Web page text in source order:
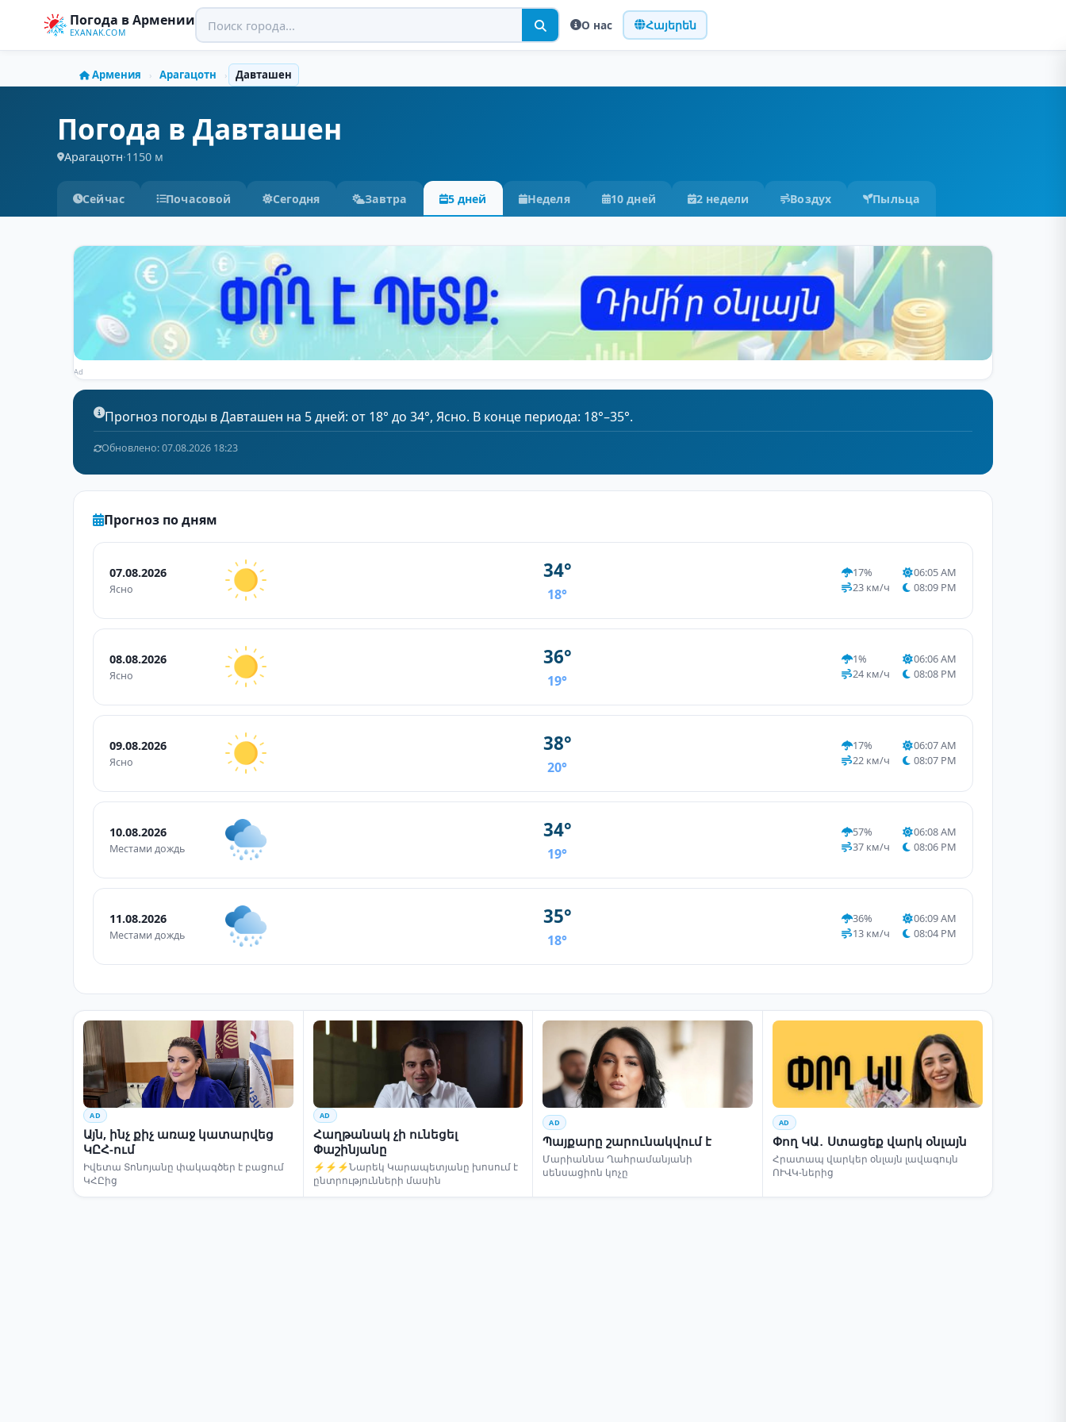
Погода в Армении
EXANAK.COM
О нас Հայերեն
Армения › Арагацотн › Давташен
Погода в Давташен
Арагацотн·1150 м
Сейчас Почасовой Сегодня Завтра 5 дней Неделя 10 дней 2 недели Воздух Пыльца
Ad
Прогноз погоды в Давташен на 5 дней: от 18° до 34°, Ясно. В конце периода: 18°–35°.
Обновлено: 07.08.2026 18:23
Прогноз по дням
07.08.2026
Ясно
34°
18°
17%
23 км/ч
06:05 AM
08:09 PM
08.08.2026
Ясно
36°
19°
1%
24 км/ч
06:06 AM
08:08 PM
09.08.2026
Ясно
38°
20°
17%
22 км/ч
06:07 AM
08:07 PM
10.08.2026
Местами дождь
34°
19°
57%
37 км/ч
06:08 AM
08:06 PM
11.08.2026
Местами дождь
35°
18°
36%
13 км/ч
06:09 AM
08:04 PM
AD
Այն, ինչ քիչ առաջ կատարվեց
ԿԸՀ-ում
Իվետա Տոնոյանը փակագծեր է բացում
ԿՀԸից
AD
Հաղթանակ չի ունեցել
Փաշինյանը
⚡⚡⚡Նարեկ Կարապետյանը խոսում է
ընտրությունների մասին
AD
Պայքարը շարունակվում է
Մարիաննա Ղահրամանյանի
սենսացիոն կոչը
AD
Փող ԿԱ․ Ստացեք վարկ օնլայն
Հրատապ վարկեր օնլայն լավագույն
ՈՒՎԿ-ներից